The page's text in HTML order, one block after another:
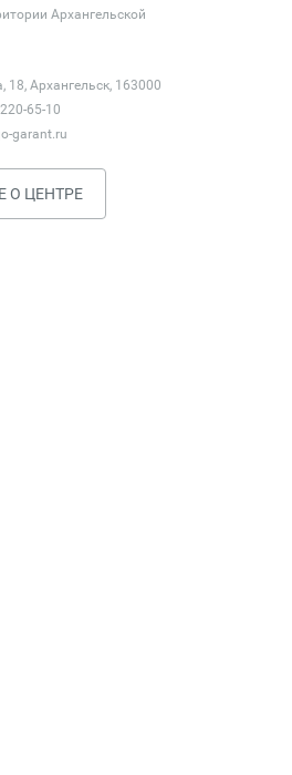
Архангельской
18, Архангельск, 163000
65-10
garant.ru
О ЦЕНТРЕ